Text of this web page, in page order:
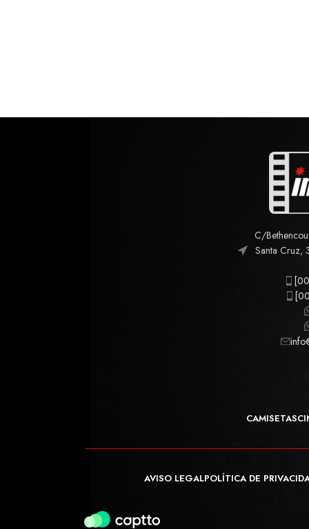
C/
Santa Cruz,
CAMISETAS
AVISO LEGALPOLÍTICA DE